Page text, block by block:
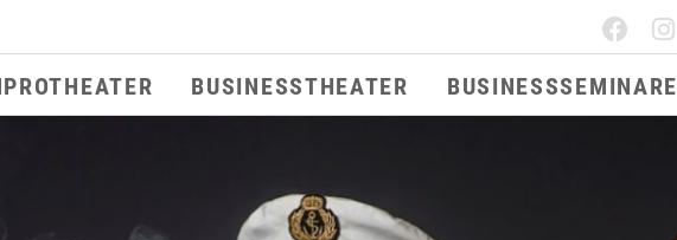
BUSINESSTHEATER BUSINESSSEMINARE